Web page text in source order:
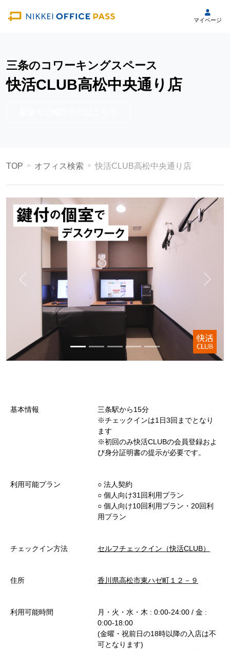
マイページ
三条のコワーキングスペース
快活CLUB高松中央通り店
TOP オフィス検索 快活CLUB高松中央通り店
基本情報
三条駅から15分
※チェックインは1日3回までとなり
ます
※初回のみ快活CLUBの会員登録およ
び身分証明書の提示が必要です。
利用可能プラン
○︎ 法人契約
○︎ 個人向け31回利用プラン
○︎ 個人向け10回利用プラン・20回利
用プラン
チェックイン方法 セルフチェックイン（快活CLUB）
住所 香川県高松市東ハゼ町１２－９
利用可能時間
月・火・水・木 : 0:00-24:00 / 金 :
0:00-18:00
(金曜・祝前日の18時以降の入店は不
可となります)